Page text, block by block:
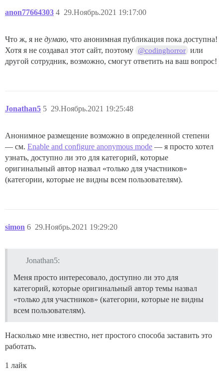
anon77664303 29.Ноябрь.2021 19:17:00
4
Что ж, я не думаю, что анонимная публикация пока доступна!
Хотя я не создавал этот сайт, поэтому @codinghorror или
другой сотрудник, возможно, смогут ответить на ваш вопрос!
Jonathan5 29.Ноябрь.2021 19:25:48
5
Анонимное размещение возможно в определенной степени
— см. Enable and configure anonymous mode — я просто хотел
узнать, доступно ли это для категорий, которые
оригинальный автор назвал «только для участников»
(категории, которые не видны всем пользователям).
simon 29.Ноябрь.2021 19:29:20
6
Jonathan5:
Меня просто интересовало, доступно ли это для
категорий, которые оригинальный автор темы назвал
«только для участников» (категории, которые не видны
всем пользователям).
Насколько мне известно, нет простого способа заставить это
работать.
1 лайк